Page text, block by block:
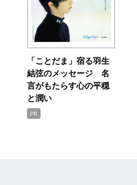
「ことだま」宿る羽生
結弦のメッセージ 名
言がもたらす心の平穏
と潤い
PR